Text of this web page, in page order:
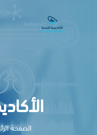
الصفحة